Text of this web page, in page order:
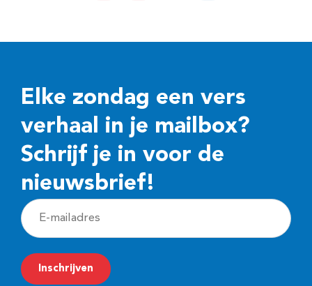
Elke zondag een vers
verhaal in je mailbox?
Schrijf je in voor de
nieuwsbrief!
E
-
m
a
Inschrijven